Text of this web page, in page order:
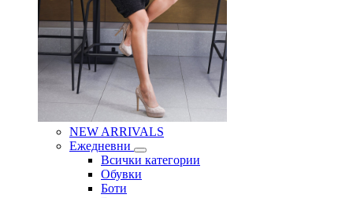
NEW ARRIVALS
Ежедневни
Всички категории
Обувки
Боти